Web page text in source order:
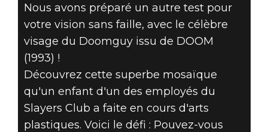
DOOM® Eternal
22 juin 2019
Nous avons préparé un autre test pour
votre vision sans faille, avec le célèbre
visage du Doomguy issu de DOOM
(1993) !
Découvrez cette superbe mosaïque
qu'un enfant d'un des employés du
Slayers Club a faite en cours d'arts
plastiques. Voici le défi : Pouvez-vous